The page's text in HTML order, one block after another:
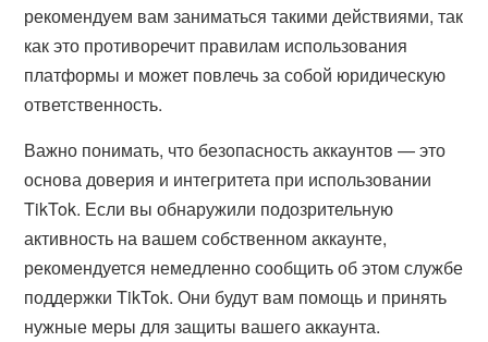
рекомендуем вам заниматься такими действиями, так
как это противоречит правилам использования
платформы и может повлечь за собой юридическую
ответственность.
Важно понимать, что безопасность аккаунтов — это
основа доверия и интегритета при использовании
TikTok. Если вы обнаружили подозрительную
активность на вашем собственном аккаунте,
рекомендуется немедленно сообщить об этом службе
поддержки TikTok. Они будут вам помощь и принять
нужные меры для защиты вашего аккаунта.